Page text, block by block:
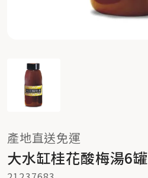
產地直送免運
大水缸桂花酸梅湯6罐